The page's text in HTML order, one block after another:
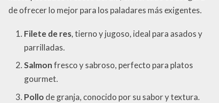
de ofrecer lo mejor para los paladares más exigentes.
Filete de res, tierno y jugoso, ideal para asados y
parrilladas.
Salmonfresco y sabroso, perfecto para platos
gourmet.
Pollo de granja, conocido por su sabor y textura.